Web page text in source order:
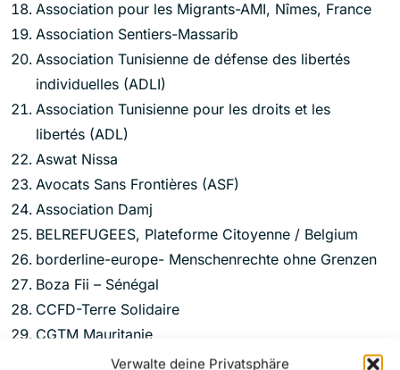
Verwalte deine Privatsphäre
Association pour les Migrants-AMI, Nîmes, France
Association Sentiers-Massarib
Association Tunisienne de défense des libertés
individuelles (ADLI)
Association Tunisienne pour les droits et les
libertés (ADL)
Aswat Nissa
Avocats Sans Frontières (ASF)
Association Damj
BELREFUGEES, Plateforme Citoyenne / Belgium
borderline-europe- Menschenrechte ohne Grenzen
Boza Fii – Sénégal
CCFD-Terre Solidaire
CGTM Mauritanie
Chkoun Collective